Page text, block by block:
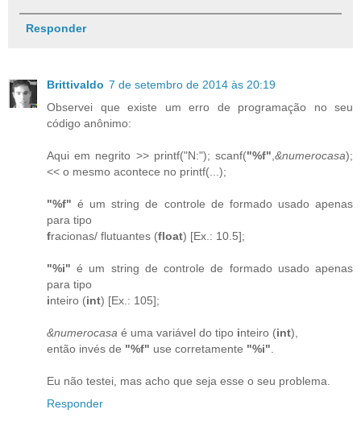
Responder
Brittivaldo 7 de setembro de 2014 às 20:19
Observei que existe um erro de programação no seu
código anônimo:
Aqui em negrito >> printf("N:"); scanf("%f",&numerocasa);
<< o mesmo acontece no printf(...);
"%f" é um string de controle de formado usado apenas
para tipo
fracionas/ flutuantes (float) [Ex.: 10.5];
"%i" é um string de controle de formado usado apenas
para tipo
inteiro (int) [Ex.: 105];
&numerocasa é uma variável do tipo inteiro (int),
então invés de "%f" use corretamente "%i".
Eu não testei, mas acho que seja esse o seu problema.
Responder